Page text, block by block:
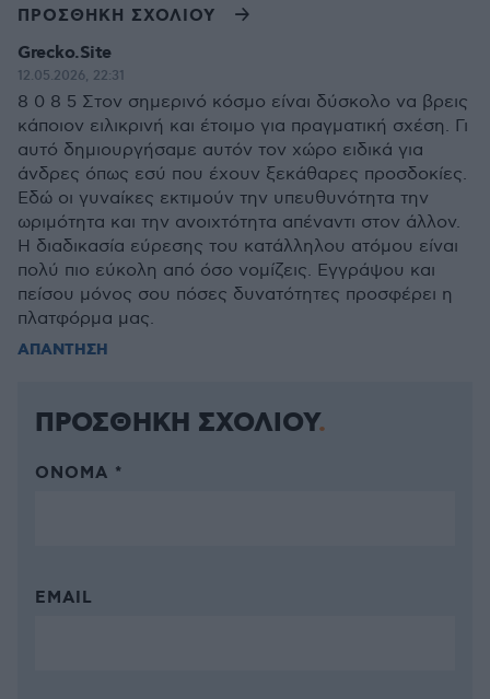
ΠΡΟΣΘΗΚΗ ΣΧΟΛΙΟΥ
Grecko.Site
12.05.2026, 22:31
8 0 8 5 Στον σημερινό κόσμο είναι δύσκολο να βρεις
κάποιον ειλικρινή και έτοιμο για πραγματική σχέση. Γι
αυτό δημιουργήσαμε αυτόν τον χώρο ειδικά για
άνδρες όπως εσύ που έχουν ξεκάθαρες προσδοκίες.
Εδώ οι γυναίκες εκτιμούν την υπευθυνότητα την
ωριμότητα και την ανοιχτότητα απέναντι στον άλλον.
Η διαδικασία εύρεσης του κατάλληλου ατόμου είναι
πολύ πιο εύκολη από όσο νομίζεις. Εγγράψου και
πείσου μόνος σου πόσες δυνατότητες προσφέρει η
πλατφόρμα μας.
ΑΠΑΝΤΗΣΗ
ΠΡΟΣΘΗΚΗ ΣΧΟΛΙΟΥ
ΌΝΟΜΑ *
EMAIL